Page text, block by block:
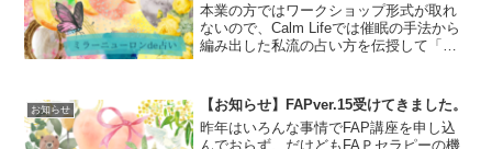
本業の方ではワークショップ形式が取れ
ないので、Calm Lifeでは催眠の手法から
編み出した私流の占い方を伝授して「占
目指しているけれど、自信がない・いま
いちちゃんと占...
お知らせ
【お知らせ】FAPver.15受けてきました。
昨年はいろんな事情でFAP講座を申し込
んでおらず、だけどもFAＰセラピーの機